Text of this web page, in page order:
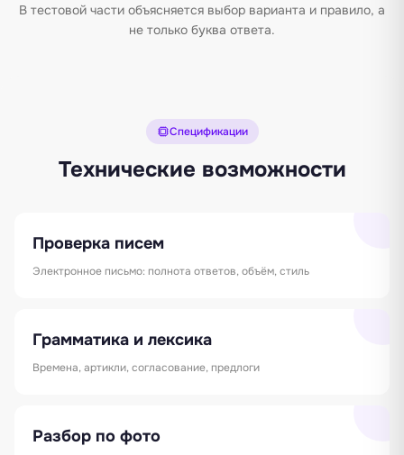
В тестовой части объясняется выбор варианта и правило, а
не только буква ответа.
Спецификации
Технические возможности
Проверка писем
Электронное письмо: полнота ответов, объём, стиль
Грамматика и лексика
Времена, артикли, согласование, предлоги
Разбор по фото